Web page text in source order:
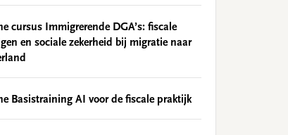
cursus Immigrerende DGA’s: fiscale
en sociale zekerheid bij migratie naar
Basistraining AI voor de fiscale praktijk